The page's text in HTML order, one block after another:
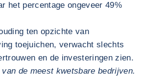
het percentage ongeveer 49%
ten opzichte van
toejuichen, verwacht slechts
en de investeringen zien.
de meest kwetsbare bedrijven.